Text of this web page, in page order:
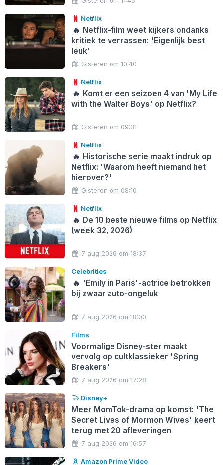
Netflix
🔥 Netflix-film weet kijkers ondanks
kritiek te verrassen: 'Eigenlijk best
leuk'
Gisteren om 10:40
Netflix
🔥 Komt er een seizoen 4 van 'My Life
with the Walter Boys' op Netflix?
Gisteren om 09:31
Netflix
🔥 Historische serie maakt indruk op
Netflix: 'Waarom heeft niemand het
hierover?'
Gisteren om 08:10
Netflix
🔥 De 10 beste nieuwe films op Netflix
(week 32, 2026)
7 aug 2026 om 18:37
Celebrities
🔥 'Emily in Paris'-actrice betrokken
bij zwaar auto-ongeluk
7 aug 2026 om 18:00
Films
Voormalige Disney-ster maakt
vervolg op cultklassieker 'Spring
Breakers'
7 aug 2026 om 17:28
Disney+
Meer MomTok-drama op komst: 'The
Secret Lives of Mormon Wives' keert
terug met 20 afleveringen
7 aug 2026 om 16:57
Amazon Prime Video